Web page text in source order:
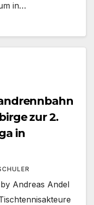
in…
zur 2.
in
Andreas Andel